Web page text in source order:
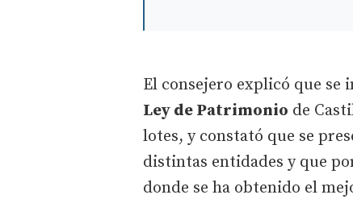
El consejero explicó que
Ley de Patrimonio de
lotes, y constató que se
distintas entidades y que
donde se ha obtenido el